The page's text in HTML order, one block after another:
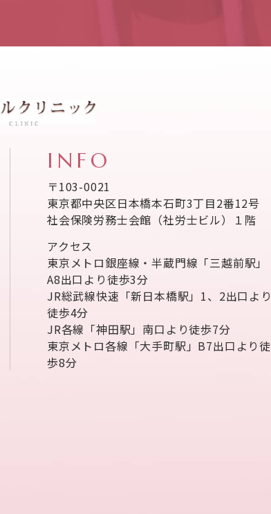
INFO
〒103-0021
東京都中央区日本橋本石町3丁目2番12号
社会保険労務士会館（社労士ビル）１階
アクセス
東京メトロ銀座線・半蔵門線「三越前駅」
A8出口より徒歩3分
JR総武線快速「新日本橋駅」1、2出口より
徒歩4分
JR各線「神田駅」南口より徒歩7分
東京メトロ各線「大手町駅」B7出口より徒
歩8分